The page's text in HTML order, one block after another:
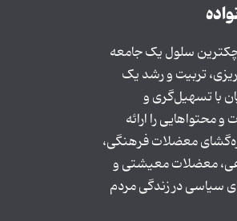
سلول یک جامعه
تربیت و رشد یک
با تسهیل‌گری و
محتواهایی را ارائه
معضلات فرهنگی،
معضلات معیشتی و
سیاسی در زندگی مردم